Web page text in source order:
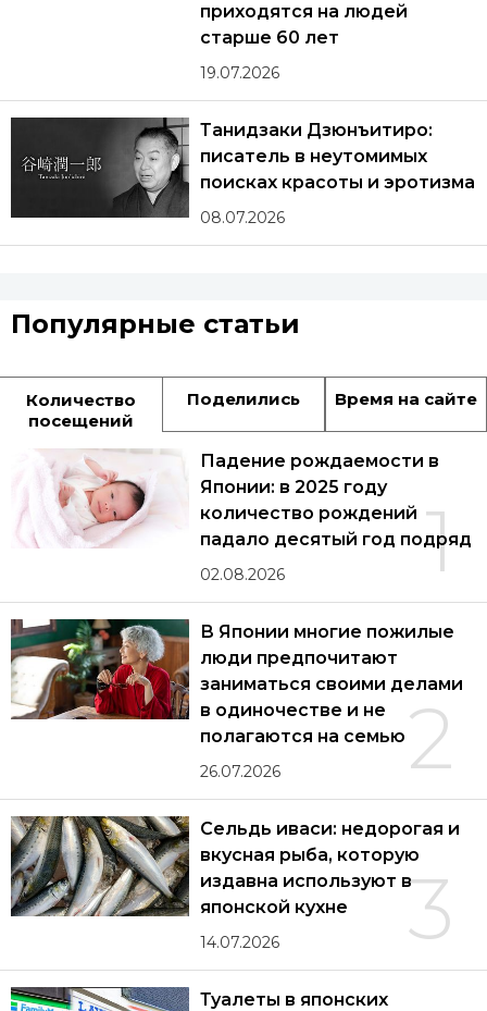
приходятся на людей
старше 60 лет
19.07.2026
Танидзаки Дзюнъитиро:
писатель в неутомимых
поисках красоты и эротизма
08.07.2026
Популярные статьи
Количество
посещений
Поделились Время на сайте
1
Падение рождаемости в
Японии: в 2025 году
количество рождений
падало десятый год подряд
02.08.2026
2
В Японии многие пожилые
люди предпочитают
заниматься своими делами
в одиночестве и не
полагаются на семью
26.07.2026
3
Сельдь иваси: недорогая и
вкусная рыба, которую
издавна используют в
японской кухне
14.07.2026
Туалеты в японских